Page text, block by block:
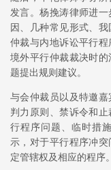
发言。杨挽涛律师进
因、几种常见形式、
仲裁与内地诉讼平行
境外平行仲裁裁决时
题提出规则建议。
与会仲裁员以及特邀
判力原则、禁诉令和
行程序问题、临时措
示，对于平行程序冲
定管辖权及相应的程序。